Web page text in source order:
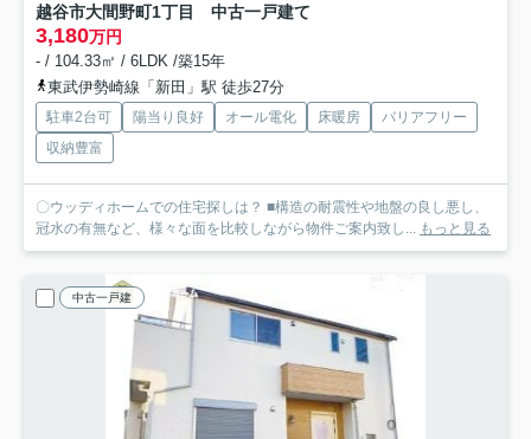
越谷市大間野町1丁目 中古一戸建て
3,180万円
- / 104.33㎡ / 6LDK /築15年
東武伊勢崎線「新田」駅 徒歩27分
駐車2台可 陽当り良好 オール電化 床暖房
バリアフリー
収納豊富
〇ウッディホームでの住宅探しは？ ■構造の耐震性や地盤の良し悪し、
冠水の有無など、様々な面を比較しながら物件ご案内致し... もっと見る
中古一戸建